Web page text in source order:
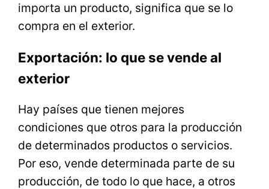
importa un producto, significa que se lo
compra en el exterior.
Exportación: lo que se vende al
exterior
Hay países que tienen mejores
condiciones que otros para la producción
de determinados productos o servicios.
Por eso, vende determinada parte de su
producción, de todo lo que hace, a otros